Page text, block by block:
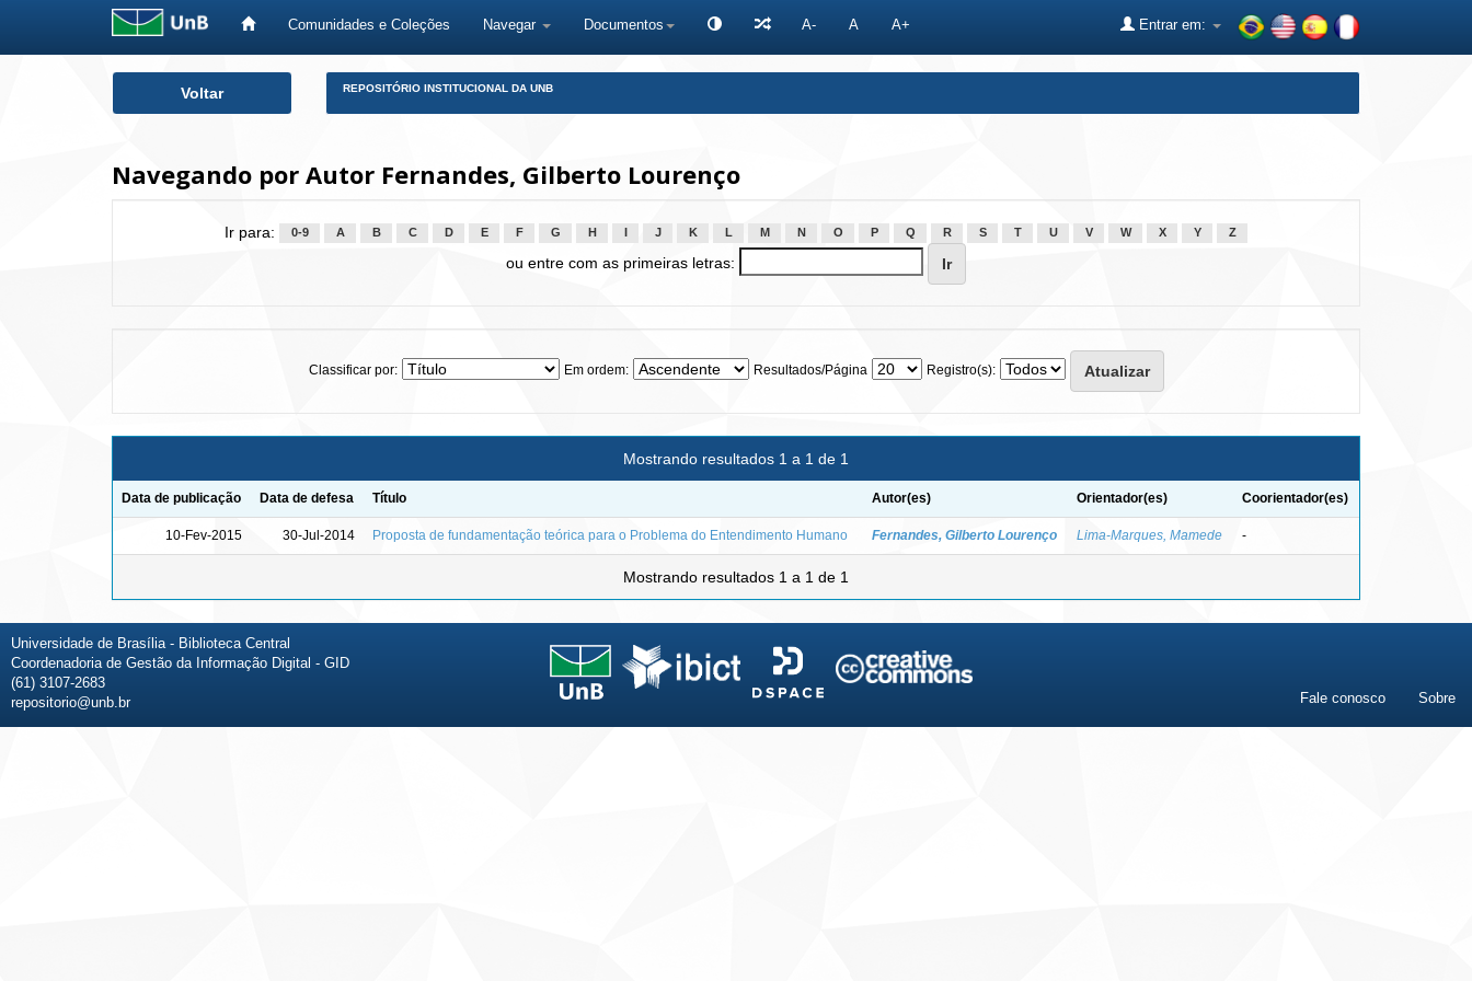
Comunidades e Coleções Navegar Documentos A- A A+ Entrar em:
Voltar REPOSITÓRIO INSTITUCIONAL DA UNB
Navegando por Autor Fernandes, Gilberto Lourenço
Ir para: 0-9 A B C D E F G H J K L M N O P Q R S T U V W X Y Z
ou entre com as primeiras letras:
Classificar por: Em ordem: Resultados/Página Registro(s):
Mostrando resultados 1 a 1 de 1
Data de publicação Data de defesa Título Autor(es) Orientador(es) Coorientador(es)
10-Fev-2015 30-Jul-2014 Proposta de fundamentação teórica para o Problema do Entendimento Humano Fernandes, Gilberto Lourenço Lima-Marques, Mamede -
Mostrando resultados 1 a 1 de 1
Universidade de Brasília - Biblioteca Central
Coordenadoria de Gestão da Informação Digital - GID
(61) 3107-2683
repositorio@unb.br
Fale conosco Sobre